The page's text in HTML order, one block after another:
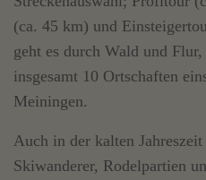
(ca. 45 km) und
geht es durch Wald und
insgesamt 10 Ortschaften
Meiningen.
Auch in der kalten
Skiwanderer, Rodelpartien